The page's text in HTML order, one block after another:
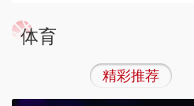
体育
精彩推荐